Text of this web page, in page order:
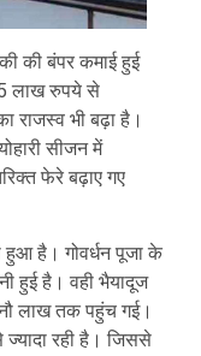
की बंपर कमाई हुई
लाख रुपये से
राजस्व भी बढ़ा है।
सीजन में
फेरे बढ़ाए गए
है। गोवर्धन पूजा के
हुई है। वही भैयादूज
लाख तक पहुंच गई।
रही है। जिससे